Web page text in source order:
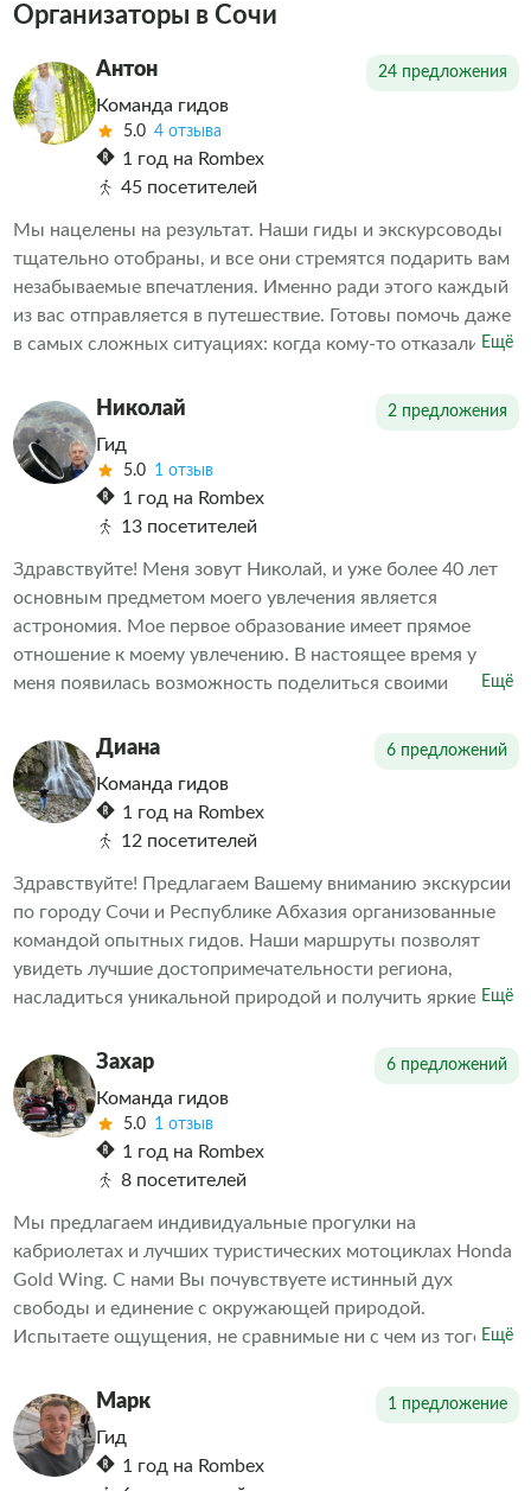
Организаторы в Сочи
Антон 24 предложения
Команда гидов
5.0 4 отзыва
1 год на Rombex
45 посетителей
Мы нацелены на результат. Наши гиды и экскурсоводы
тщательно отобраны, и все они стремятся подарить вам
незабываемые впечатления. Именно ради этого каждый
из вас отправляется в путешествие. Готовы помочь даже
в самых сложных ситуациях: когда кому-то отказали в
впечатления от проведенных экскурсий другими
организаторами. Делаем всё возможное, чтобы наши
клиенты остались довольны. А дальше выбор за вами
Ещё
Николай 2 предложения
Гид
5.0 1 отзыв
1 год на Rombex
13 посетителей
Здравствуйте! Меня зовут Николай, и уже более 40 лет
основным предметом моего увлечения является
астрономия. Мое первое образование имеет прямое
отношение к моему увлечению. В настоящее время у
меня появилась возможность поделиться своими
эта тема. Мне также интересна история, современность,
будущее Российской (Советской) и зарубежной
космонавтики, в том числе в части исследования
объектов Солнечной системы. С радостью расскажу
множество интересных фактов.
Ещё
Диана 6 предложений
Команда гидов
1 год на Rombex
12 посетителей
Здравствуйте! Предлагаем Вашему вниманию экскурсии
по городу Сочи и Республике Абхазия организованные
командой опытных гидов. Наши маршруты позволят
увидеть лучшие достопримечательности региона,
насладиться уникальной природой и получить яркие
насыщенную программу мероприятий. Выбираете нас –
выбираете качественные услуги и приятные
воспоминания о поездке.
Ещё
Захар 6 предложений
Команда гидов
5.0 1 отзыв
1 год на Rombex
8 посетителей
Мы предлагаем индивидуальные прогулки на
кабриолетах и лучших туристических мотоциклах Honda
Gold Wing. С нами Вы почувствуете истинный дух
свободы и единение с окружающей природой.
Испытаете ощущения, не сравнимые ни с чем из того,Ещё
Марк 1 предложение
Гид
1 год на Rombex